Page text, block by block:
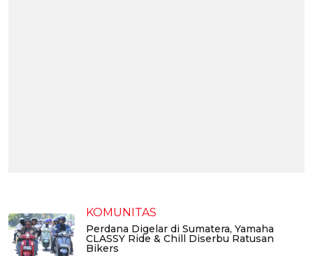
KOMUNITAS
Perdana Digelar di Sumatera, Yamaha
CLASSY Ride & Chill Diserbu Ratusan
Bikers